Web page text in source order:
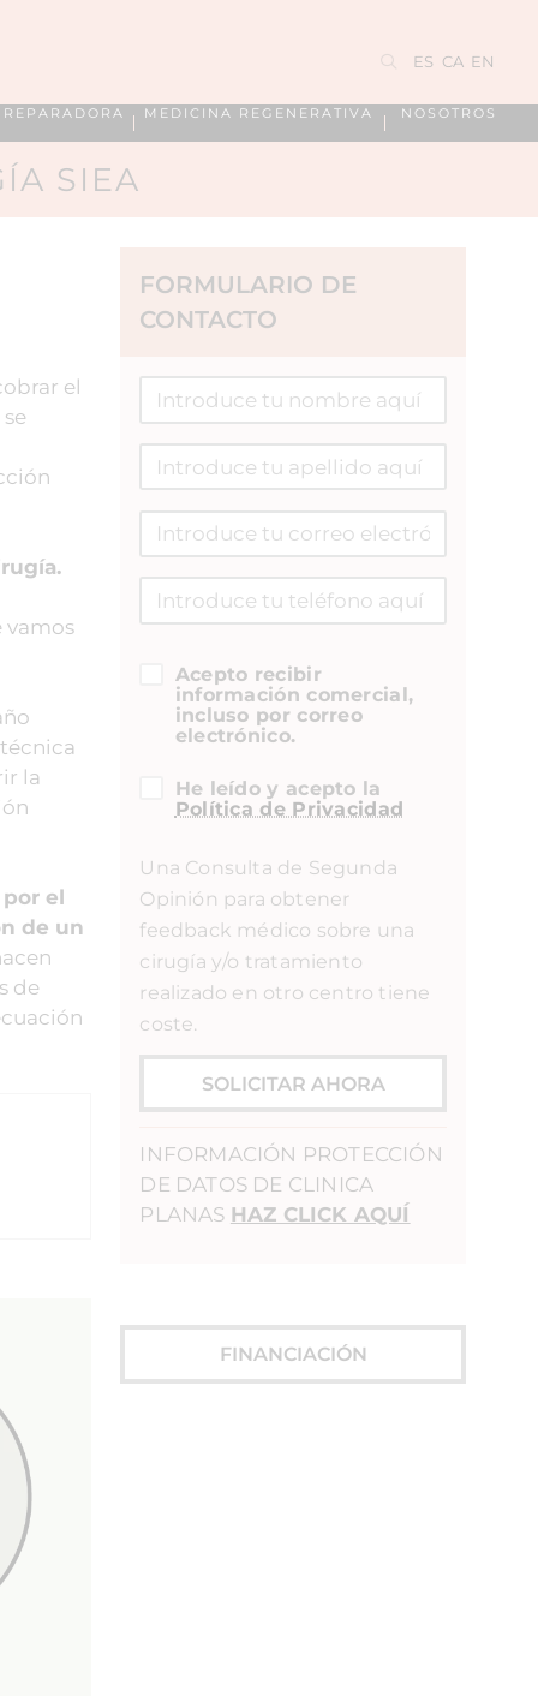
ES CA EN
MEDICINA REGENERATIVA NOSOTROS
SIEA
el
vamos
la
el
de un
de
FORMULARIO DE
CONTACTO
Acepto recibir
información comercial,
incluso por correo
electrónico.
He leído y acepto la
Política de Privacidad
Una Consulta de Segunda
Opinión para obtener
feedback médico sobre una
cirugía y/o tratamiento
realizado en otro centro tiene
coste.
SOLICITAR AHORA
INFORMACIÓN PROTECCIÓN
DE DATOS DE CLINICA
PLANAS HAZ CLICK AQUÍ
FINANCIACIÓN